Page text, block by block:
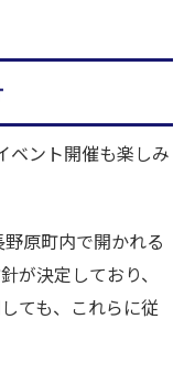
ベント開催も楽しみ
原町内で開かれる
が決定しており、
ても、これらに従